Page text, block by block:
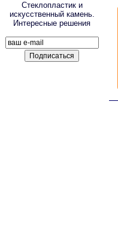
Стеклопластик и
искусственный камень.
Интересные решения